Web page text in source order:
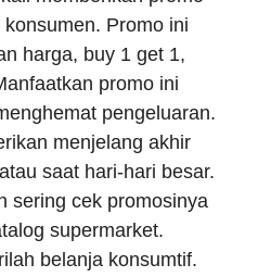
Promo ini
harga, buy 1 get 1,
promo ini
pengeluaran.
menjelang akhir
saat hari-hari besar.
sering cek promosinya
supermarket.
belanja konsumtif.